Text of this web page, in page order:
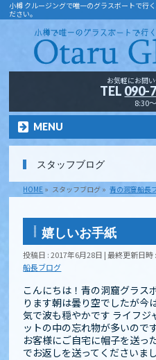
小樽 クルージングで唯一のグラスボートで行
ださい。
お気軽にお問
TEL 090-
8:30
MENU
スタッフブログ
HOME » スタッフブログ » 青の洞窟船長
嬉しいお手紙
投稿日 : 2017年6月28日 最終更新日時
船長ブログ
こんにちは！青の洞窟グラス
ります朝は曇り空でしたが今
気で波も穏やかです️ ライフ
ットの中の忘れ物が多いので
お客様にご自宅に帽子を送っ
でお返しを送ってくださいま